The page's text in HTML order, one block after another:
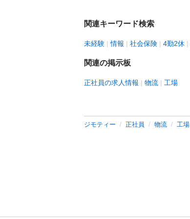
関連キーワード検索
未経験 情報 社会保険 4勤2休
関連の掲示板
正社員の求人情報 物流 工場
ジモティー 正社員 物流 工場